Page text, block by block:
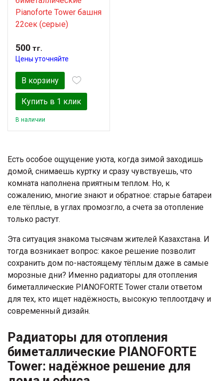
Pianoforte Tower башня
22сек (серые)
500 тг.
Цены уточняйте
В корзину
Купить в 1 клик
В наличии
Есть особое ощущение уюта, когда зимой заходишь
домой, снимаешь куртку и сразу чувствуешь, что
комната наполнена приятным теплом. Но, к
сожалению, многие знают и обратное: старые батареи
еле тёплые, в углах промозгло, а счета за отопление
только растут.
Эта ситуация знакома тысячам жителей Казахстана. И
тогда возникает вопрос: какое решение позволит
сохранить дом по-настоящему тёплым даже в самые
морозные дни? Именно радиаторы для отопления
биметаллические PIANOFORTE Tower стали ответом
для тех, кто ищет надёжность, высокую теплоотдачу и
современный дизайн.
Радиаторы для отопления
биметаллические PIANOFORTE
Tower: надёжное решение для